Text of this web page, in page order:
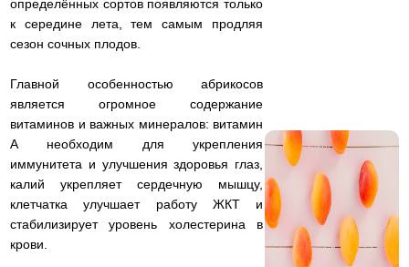
определённых сортов появляются только
к середине лета, тем самым продляя
сезон сочных плодов.
Главной особенностью абрикосов
является огромное содержание
витаминов и важных минералов: витамин
А необходим для укрепления
иммунитета и улучшения здоровья глаз,
калий укрепляет сердечную мышцу,
клетчатка улучшает работу ЖКТ и
стабилизирует уровень холестерина в
крови.